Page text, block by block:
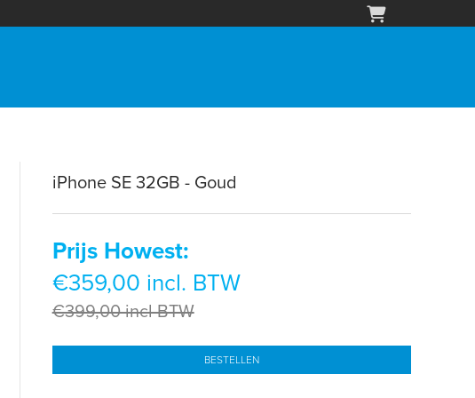
iPhone SE 32GB - Goud
Prijs Howest:
€359,00 incl. BTW
€399,00 incl BTW
BESTELLEN